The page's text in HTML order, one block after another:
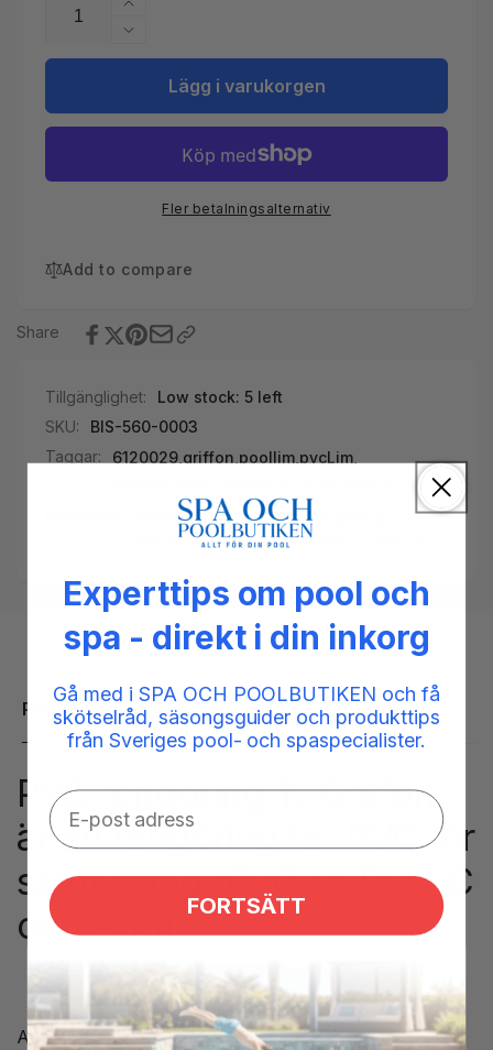
Öka
kvantitet
för
1L
Griffon
Minska
kvantitet
PVC
rengöring
Griffon
Lägg i varukorgen
Fler betalningsalternativ
Add to compare
Share
Tillgänglighet:
Low stock: 5 left
SKU:
BIS-560-0003
Taggar:
6120029 griffon poollim pvcLim
Installation,PVC Lim & rengöring,
Reservdelar spabad,Rördelar spabad
Produktbeskrivning
PVC rengöring 1L Griffon
är en rengöring för PVC rör
samt slang (PVC-U, PVC-C
och ABS)
Använd detta rengöringsmedel för att torka rent den
Experttips om pool och
spa - direkt i din inkorg
Gå med i SPA OCH POOLBUTIKEN och få
skötselråd, säsongsguider och produkttips
från Sveriges pool- och spaspecialister.
FORTSÄTT